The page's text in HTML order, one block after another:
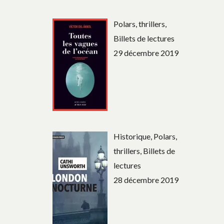
Polars, thrillers,
Billets de lectures
29 décembre 2019
Historique, Polars,
thrillers, Billets de
lectures
28 décembre 2019